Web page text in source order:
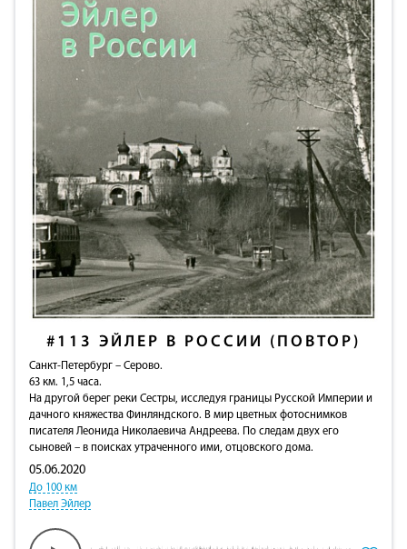
#113 ЭЙЛЕР В РОССИИ (ПОВТОР)
Санкт-Петербург – Серово.
63 км. 1,5 часа.
На другой берег реки Сестры, исследуя границы Русской Империи и
дачного княжества Финляндского. В мир цветных фотоснимков
писателя Леонида Николаевича Андреева. По следам двух его
сыновей – в поисках утраченного ими, отцовского дома.
05.06.2020
До 100 км
Павел Эйлер